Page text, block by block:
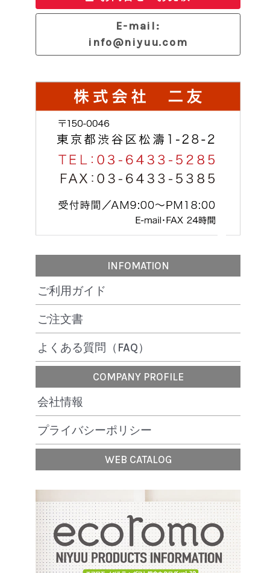
E-mail:
info@niyuu.com
INFOMATION
ご利用ガイド
ご注文書
よくある質問（FAQ）
COMPANY PROFILE
会社情報
プライバシーポリシー
WEB CATALOG